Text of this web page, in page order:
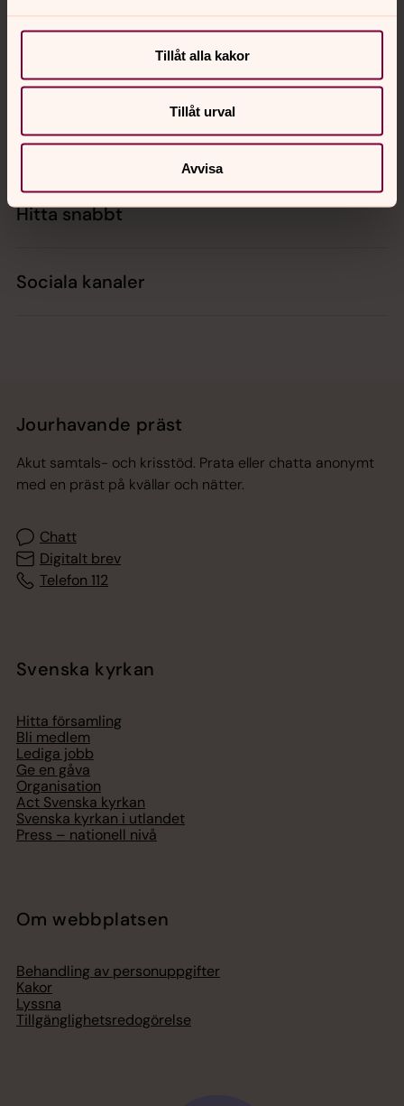
Tillåt alla kakor
Tillåt urval
Avvisa
Kontakt
Kalender
Hitta snabbt
Sociala kanaler
Jourhavande präst
Akut samtals- och krisstöd. Prata eller chatta anonymt
med en präst på kvällar och nätter.
Chatt
Digitalt brev
Telefon 112
Svenska kyrkan
Hitta församling
Bli medlem
Lediga jobb
Ge en gåva
Organisation
Act Svenska kyrkan
Svenska kyrkan i utlandet
Press – nationell nivå
Om webbplatsen
Behandling av personuppgifter
Kakor
Lyssna
Tillgänglighetsredogörelse